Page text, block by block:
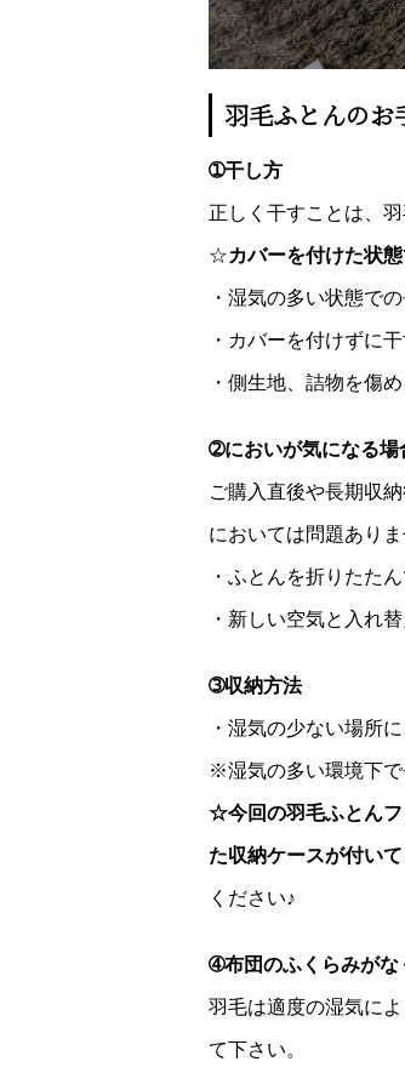
羽毛ふとんのお
➀干し方
正しく干すことは、
☆カバーを付けた状
・湿気の多い状態で
・カバーを付けずに
・側生地、詰物を傷
➁においが気になる場
ご購入直後や長期収
においては問題あり
・ふとんを折りたた
・新しい空気と入れ
➂収納方法
・湿気の少ない場所
※湿気の多い環境下で
☆今回の羽毛ふとんフ
た収納ケースが付いて
ください♪
➃布団のふくらみがな
羽毛は適度の湿気に
て下さい。